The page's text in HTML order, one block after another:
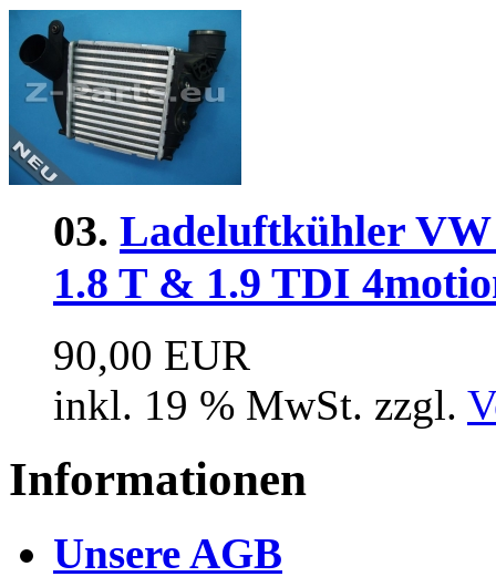
03. Ladeluftkühler
1.8 T & 1.9 TDI
90,00 EUR
inkl. 19 % MwSt. zzgl.
Informationen
Unsere AGB